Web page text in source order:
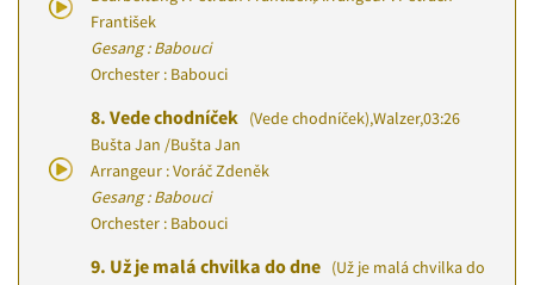
František
Gesang : Babouci
Orchester : Babouci
8. Vede chodníček (Vede chodníček),Walzer,03:26
Bušta Jan /Bušta Jan
Arrangeur : Voráč Zdeněk
Gesang : Babouci
Orchester : Babouci
9. Už je malá chvilka do dne (Už je malá chvilka do